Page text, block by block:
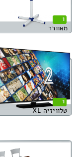
1
מאוורר
1
טלוויזיה XL